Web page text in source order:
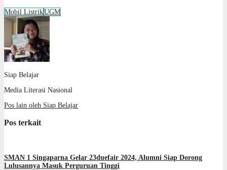
Mobil ListrikUGM
Siap Belajar
Media Literasi Nasional
Pos lain oleh Siap Belajar
Pos terkait
SMAN 1 Singaparna Gelar 23duefair 2024, Alumni Siap Dorong
Lulusannya Masuk Perguruan Tinggi